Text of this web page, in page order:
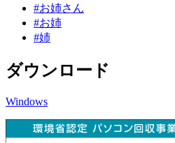
#お姉さん
#お姉
#姉
ダウンロード
Windows